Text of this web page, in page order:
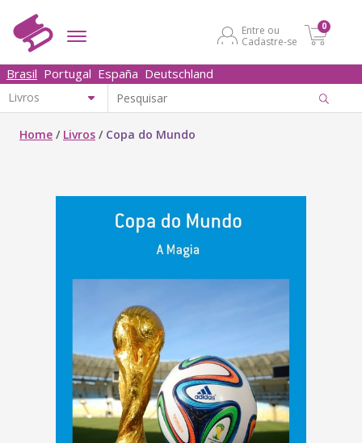
Entre ou
Cadastre-se
0
Brasil Portugal España Deutschland
Home / Livros / Copa do Mundo